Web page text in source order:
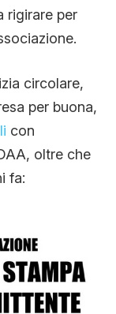
rigirare per
circolare,
per buona,
con
oltre che
fa: